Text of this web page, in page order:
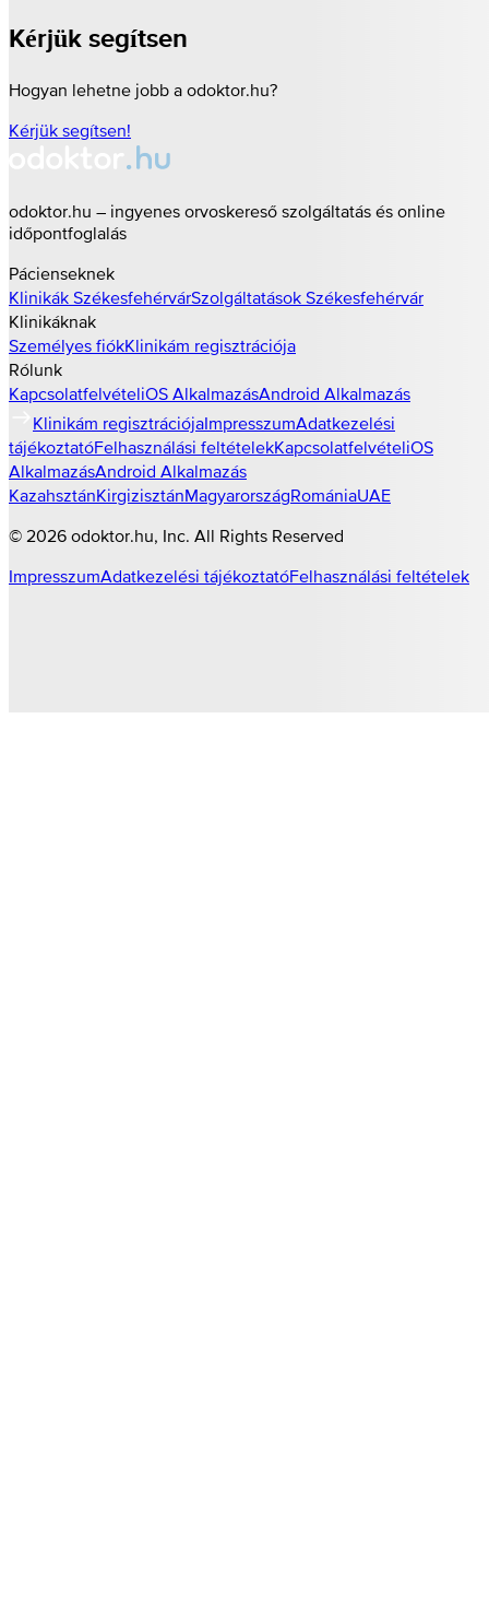
Kérjük segítsen
Hogyan lehetne jobb a odoktor.hu?
Kérjük segítsen!
odoktor.hu – ingyenes orvoskereső szolgáltatás és online
időpontfoglalás
Pácienseknek
Klinikák SzékesfehérvárSzolgáltatások Székesfehérvár
Klinikáknak
Személyes fiókKlinikám regisztrációja
Rólunk
KapcsolatfelvételiOS AlkalmazásAndroid Alkalmazás
Klinikám regisztrációjaImpresszumAdatkezelési
tájékoztatóFelhasználási feltételekKapcsolatfelvételiOS
AlkalmazásAndroid Alkalmazás
KazahsztánKirgizisztánMagyarországRomániaUAE
© 2026 odoktor.hu, Inc. All Rights Reserved
ImpresszumAdatkezelési tájékoztatóFelhasználási feltételek